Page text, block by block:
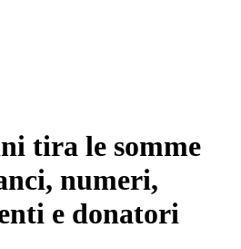
tira le somme
numeri,
e donatori